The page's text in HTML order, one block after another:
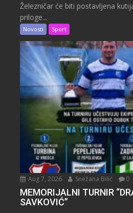
Železničar će biti postavljena
priloge...
Novosti Sport
Aug 7, 2026 Snežana Bilić 0
MEMORIJALNI TURNIR
SAVKOVIĆ”